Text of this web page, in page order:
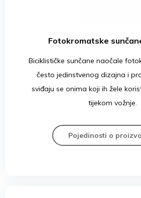
Fotokromatske
Biciklističke sunčane naočale
često jedinstvenog dizajna i
sviđaju se onima koji ih žele
tijekom vožnje.
Pojedinosti o